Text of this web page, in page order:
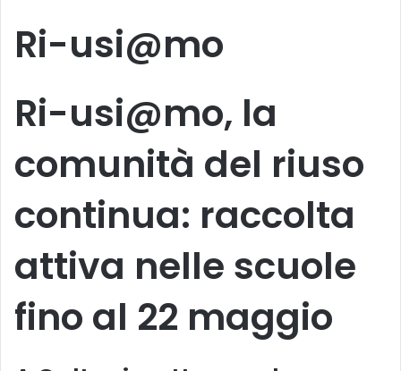
Ri-usi@mo
Ri-usi@mo, la
comunità del riuso
continua: raccolta
attiva nelle scuole
fino al 22 maggio